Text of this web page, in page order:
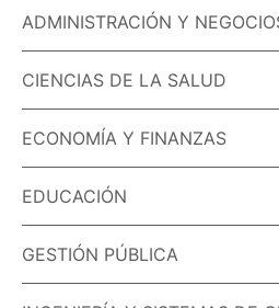
ADMINISTRACIÓN Y
CIENCIAS DE LA SALUD
ECONOMÍA Y FINANZAS
EDUCACIÓN
GESTIÓN PÚBLICA